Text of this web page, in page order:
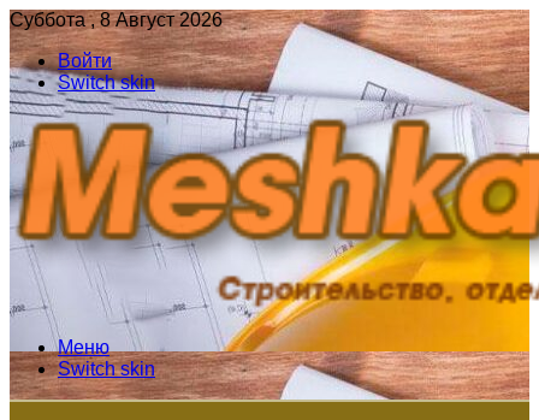
Суббота , 8 Август 2026
Войти
Switch skin
Меню
Switch skin